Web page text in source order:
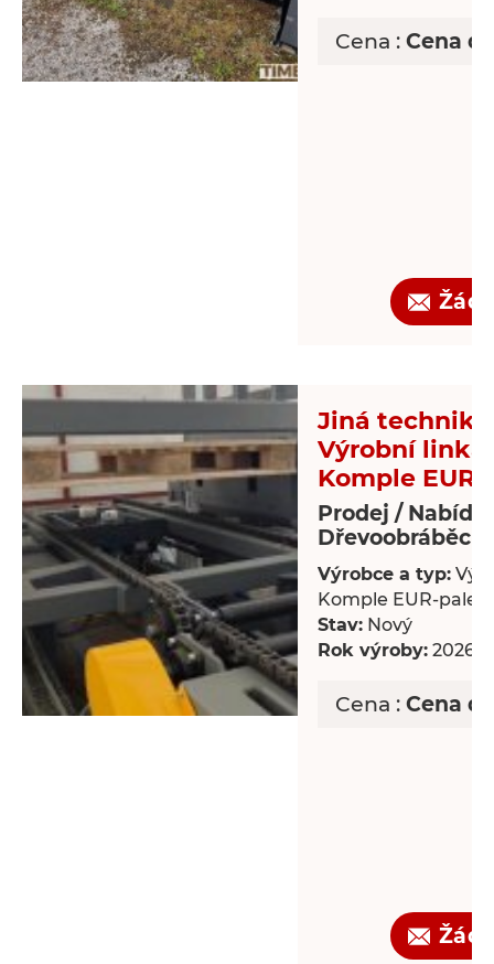
Cena : Cena
Jiná technika
Výrobní linka
Komple
Prodej /
Dřevoobráběcí
Výrobce a typ:
Komple EUR-palet
Stav: Nový
Rok výroby: 2026
Cena : Cena